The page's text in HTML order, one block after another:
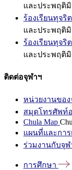
และประพฤติ
ร้องเรียนทุจ
และประพฤติ
ร้องเรียนทุจ
และประพฤติ
ติดต่อจุฬาฯ
หน่วยงานของ
สมุดโทรศัพท์
Chula Map
แผนที่และการ
ร่วมงานกับจุฬ
การศึกษา